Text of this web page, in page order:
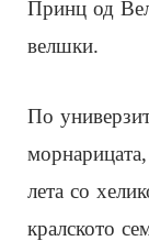
Принц од
велшки.
По
лета со
кралското